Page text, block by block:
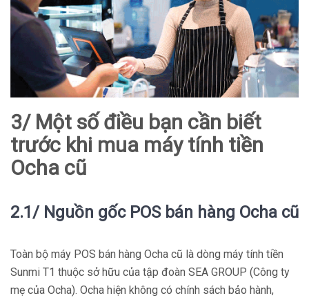
3/ Một số điều bạn cần biết
trước khi mua máy tính tiền
Ocha cũ
2.1/ Nguồn gốc POS bán hàng Ocha cũ
Toàn bộ máy POS bán hàng Ocha cũ là dòng máy tính tiền
Sunmi T1 thuộc sở hữu của tập đoàn SEA GROUP (Công ty
mẹ của Ocha). Ocha hiện không có chính sách bảo hành,